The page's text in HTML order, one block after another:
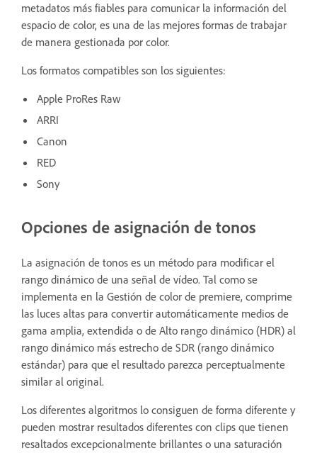
metadatos más fiables para comunicar la información del
espacio de color, es una de las mejores formas de trabajar
de manera gestionada por color.
Los formatos compatibles son los siguientes:
Apple ProRes Raw
ARRI
Canon
RED
Sony
Opciones de asignación de tonos
La asignación de tonos es un método para modificar el
rango dinámico de una señal de vídeo. Tal como se
implementa en la Gestión de color de premiere, comprime
las luces altas para convertir automáticamente medios de
gama amplia, extendida o de Alto rango dinámico (HDR) al
rango dinámico más estrecho de SDR (rango dinámico
estándar) para que el resultado parezca perceptualmente
similar al original.
Los diferentes algoritmos lo consiguen de forma diferente y
pueden mostrar resultados diferentes con clips que tienen
resaltados excepcionalmente brillantes o una saturación